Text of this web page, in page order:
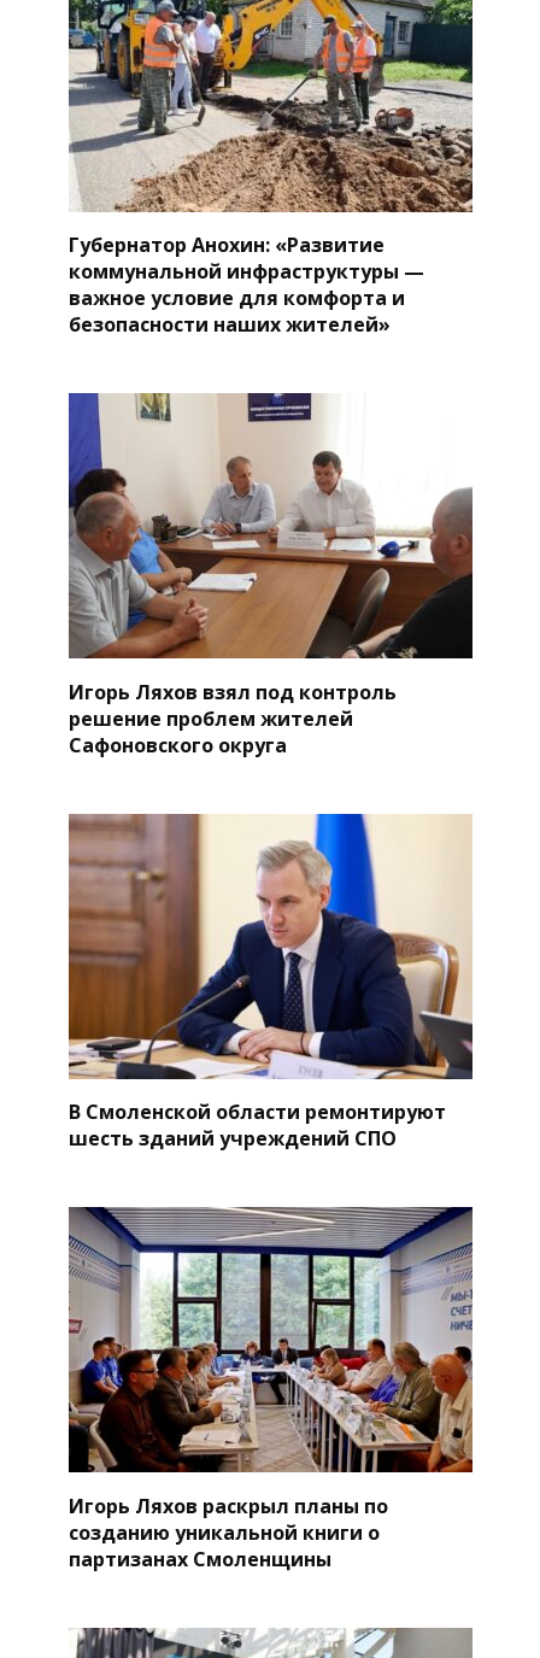
Губернатор Анохин: «Развитие
коммунальной инфраструктуры —
важное условие для комфорта и
безопасности наших жителей»
Игорь Ляхов взял под контроль
решение проблем жителей
Сафоновского округа
В Смоленской области ремонтируют
шесть зданий учреждений СПО
Игорь Ляхов раскрыл планы по
созданию уникальной книги о
партизанах Смоленщины